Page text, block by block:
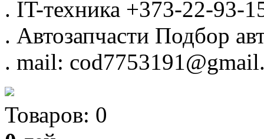
. IT-техника +373-22-93-
. Автозапчасти Подбор
. mail:
Товаров: 0